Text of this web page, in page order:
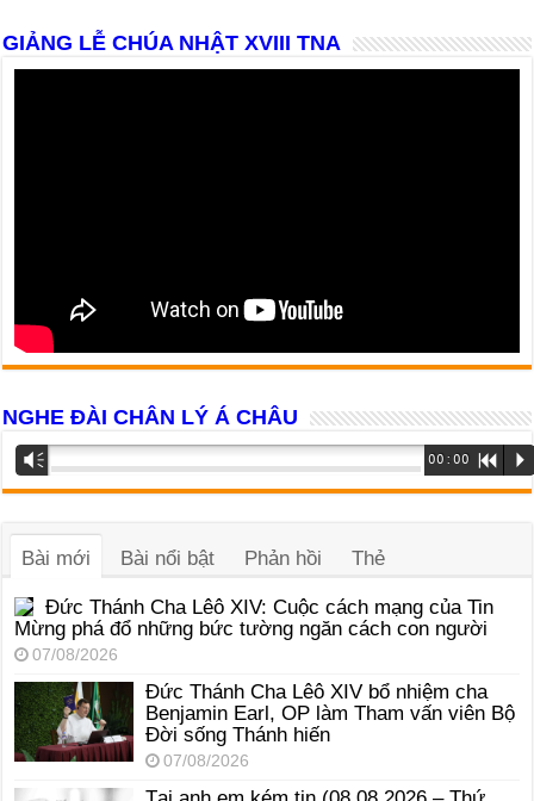
GIẢNG LỄ CHÚA NHẬT XVIII TNA
NGHE ĐÀI CHÂN LÝ Á CHÂU
Trình
phát
Vm 00:00 R P
Bài mới Bài nổi bật Phản hồi Thẻ
Đức Thánh Cha Lêô XIV: Cuộc cách mạng của Tin
Mừng phá đổ những bức tường ngăn cách con người
07/08/2026
Đức Thánh Cha Lêô XIV bổ nhiệm cha
Benjamin Earl, OP làm Tham vấn viên Bộ
Đời sống Thánh hiến
07/08/2026